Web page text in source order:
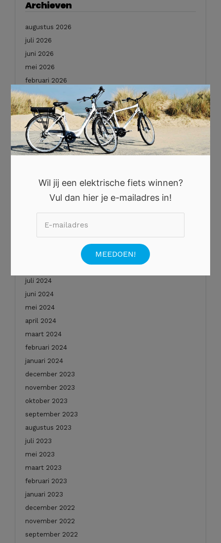
Archieven
augustus 2026
juli 2026
juni 2026
mei 2026
februari 2026
januari 2026
december 2025
november 2025
oktober 2025
augustus 2025
mei 2025
januari 2025
december 2024
november 2024
juli 2024
juni 2024
mei 2024
april 2024
maart 2024
februari 2024
januari 2024
december 2023
november 2023
oktober 2023
september 2023
augustus 2023
juli 2023
mei 2023
maart 2023
februari 2023
januari 2023
december 2022
november 2022
september 2022
Wil jij een elektrische fiets winnen?
Vul dan hier je e-mailadres in!
×